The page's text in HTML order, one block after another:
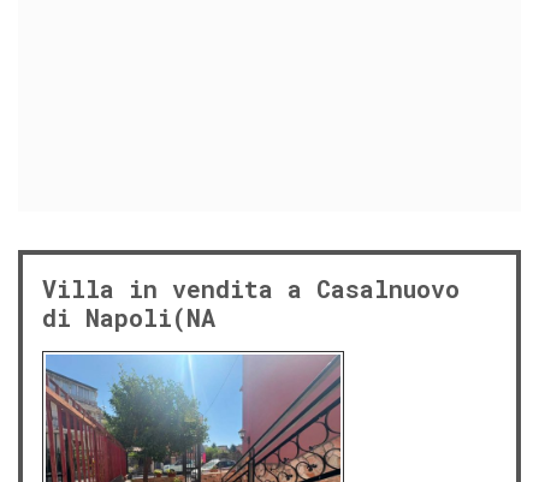
Villa in vendita a Casalnuovo
di Napoli(NA